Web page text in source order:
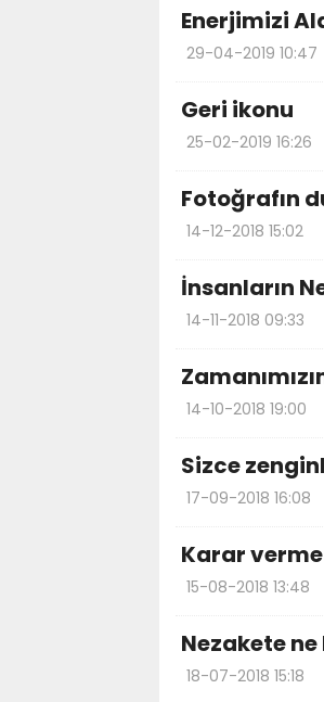
Enerjimizi
29-04-2019 10:47
Geri ikonu
25-02-2019 16:26
Fotoğrafın
14-12-2018 15:02
İnsanların
14-11-2018 09:33
14-10-2018 19:00
Sizce
17-09-2018 16:08
Karar
15-08-2018 13:48
Nezakete
18-07-2018 15:18